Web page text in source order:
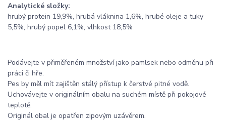
Analytické složky:
hrubý protein 19,9%, hrubá vláknina 1,6%, hrubé oleje a tuky
5,5%, hrubý popel 6,1%, vlhkost 18,5%
Podávejte v přiměřeném množství jako pamlsek nebo odměnu při
práci či hře.
Pes by měl mít zajištěn stálý přístup k čerstvé pitné vodě.
Uchovávejte v originálním obalu na suchém místě při pokojové
teplotě.
Originál obal je opatřen zipovým uzávěrem.